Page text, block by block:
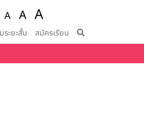
A
Set font size to 100%
A
Set font size to 125%
A
Set font size to
ระยะสั้น
สมัครเรียน